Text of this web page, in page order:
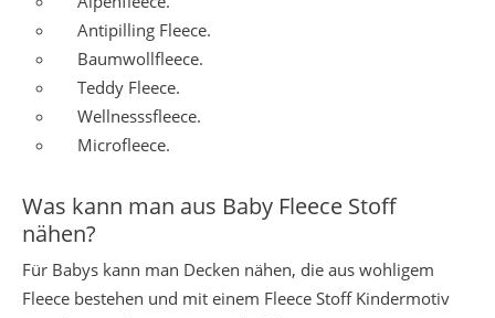
Antipilling Fleece.
Baumwollfleece.
Teddy Fleece.
Wellnesssfleece.
Microfleece.
Was kann man aus Baby Fleece Stoff
nähen?
Für Babys kann man Decken nähen, die aus wohligem
Fleece bestehen und mit einem Fleece Stoff Kindermotiv